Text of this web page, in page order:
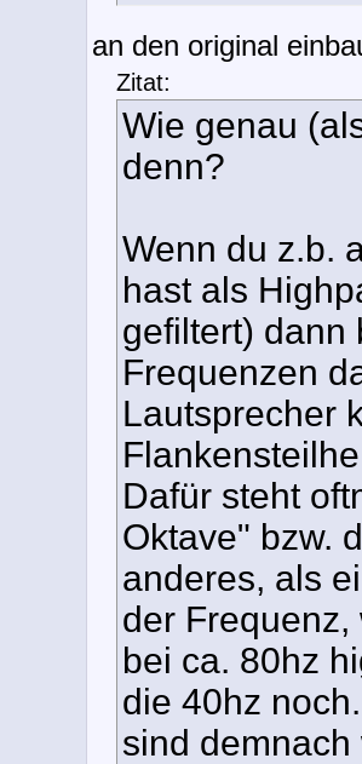
an den original
Zitat:
Wie genau
denn?
Wenn du z.b.
hast als
gefiltert) dann
Frequenzen
Lautsprecher
Dafür steht
Oktave" bzw.
anderes, als
der
bei ca. 80hz
die 40hz
sind